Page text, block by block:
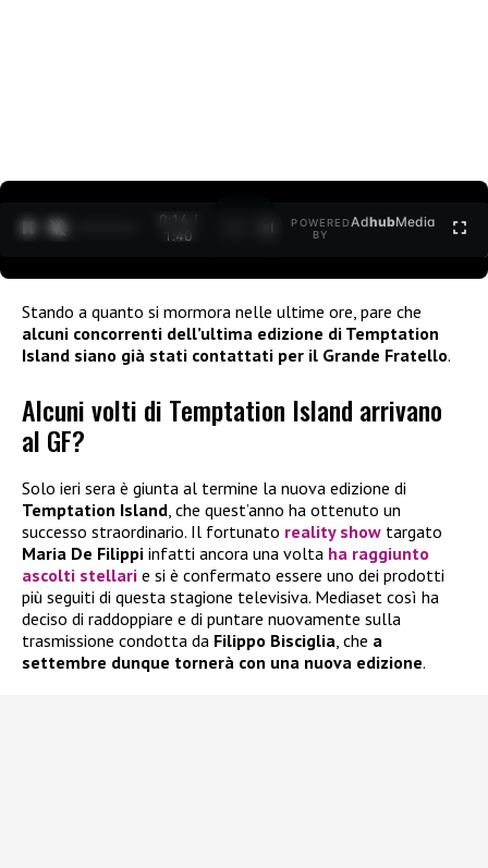
0:15 /
1:40
POWERED
BY
AdhubMedia
Stando a quanto si mormora nelle ultime ore, pare che
alcuni concorrenti dell’ultima edizione di Temptation
Island siano già stati contattati per il Grande Fratello.
Alcuni volti di Temptation Island arrivano
al GF?
Solo ieri sera è giunta al termine la nuova edizione di
Temptation Island, che quest’anno ha ottenuto un
successo straordinario. Il fortunato reality show targato
Maria De Filippi infatti ancora una volta ha raggiunto
ascolti stellari e si è confermato essere uno dei prodotti
più seguiti di questa stagione televisiva. Mediaset così ha
deciso di raddoppiare e di puntare nuovamente sulla
trasmissione condotta da Filippo Bisciglia, che a
settembre dunque tornerà con una nuova edizione.